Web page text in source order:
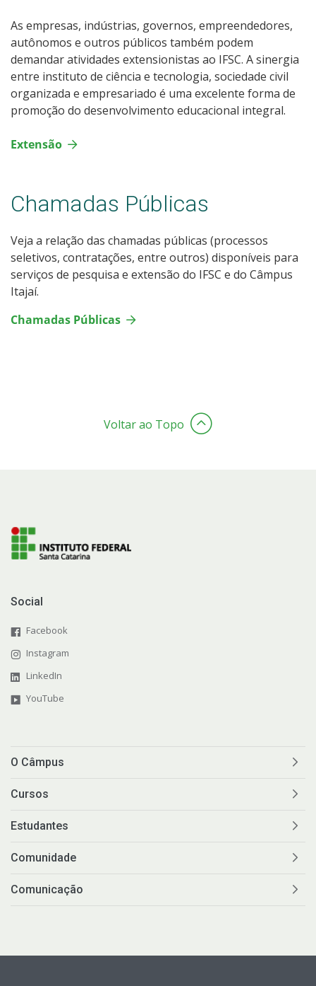
As empresas, indústrias, governos, empreendedores,
autônomos e outros públicos também podem
demandar atividades extensionistas ao IFSC. A sinergia
entre instituto de ciência e tecnologia, sociedade civil
organizada e empresariado é uma excelente forma de
promoção do desenvolvimento educacional integral.
Extensão
Chamadas Públicas
Veja a relação das chamadas públicas (processos
seletivos, contratações, entre outros) disponíveis para
serviços de pesquisa e extensão do IFSC e do Câmpus
Itajaí.
Chamadas Públicas
Voltar ao Topo
Social
Facebook
Instagram
LinkedIn
YouTube
O Câmpus
Cursos
Estudantes
Comunidade
Comunicação